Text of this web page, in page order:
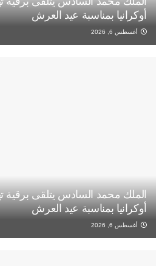
أوكرانيا بمناسبة عيد العرش
أغسطس 6, 2026
الملك محمد السادس يتلقى برقية
أوكرانيا بمناسبة عيد العرش
أغسطس 6, 2026